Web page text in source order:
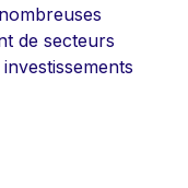
de secteurs